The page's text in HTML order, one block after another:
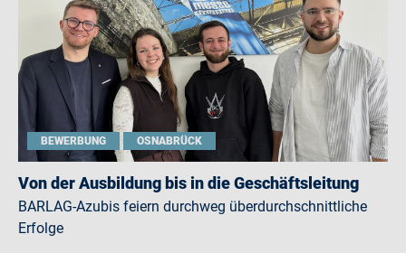
BEWERBUNG OSNABRÜCK
Von der Ausbildung bis in die Geschäftsleitung
BARLAG-Azubis feiern durchweg überdurchschnittliche
Erfolge